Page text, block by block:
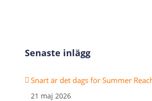
Senaste inlägg
Snart är det dags för Summer
21 maj 2026